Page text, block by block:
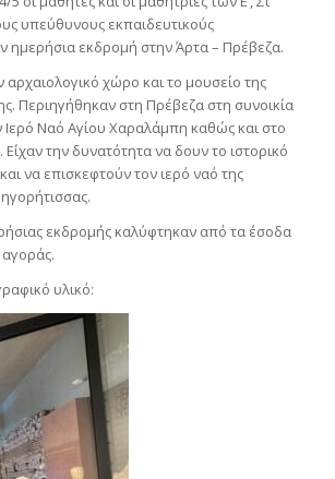
υπεύθυνους εκπαιδευτικούς
ημερήσια εκδρομή στην Άρτα – Πρέβεζα.
αρχαιολογικό χώρο και το μουσείο της
Περιηγήθηκαν στη Πρέβεζα στη συνοικία
Ιερό Ναό Αγίου Χαραλάμπη καθώς και στο
Είχαν την δυνατότητα να δουν το ιστορικό
να επισκεφτούν τον ιερό ναό της
εκδρομής καλύφτηκαν από τα έσοδα
υλικό: